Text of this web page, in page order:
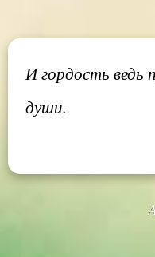
И гордость ведь
души.